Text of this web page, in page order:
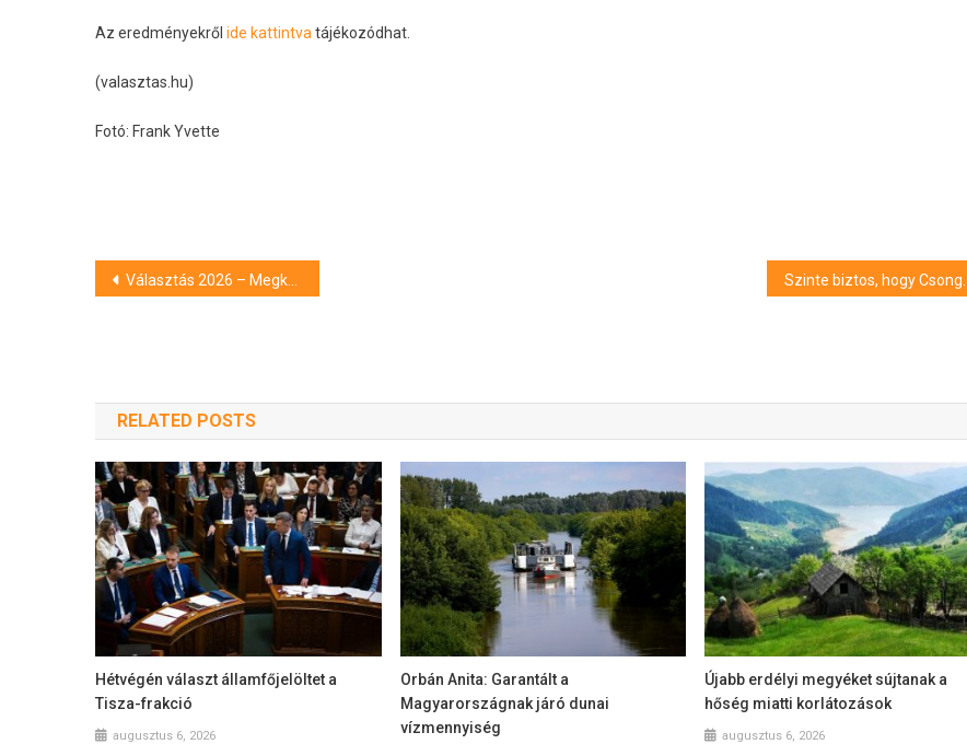
Az eredményekről ide kattintva tájékozódhat.
(valasztas.hu)
Fotó: Frank Yvette
Bejegyzés
Választás 2026 – Megkezdte a levélszavazatok felbontását az NVI
RELATED POSTS
Hétvégén választ államfőjelöltet a
Tisza-frakció
augusztus 6, 2026
Orbán Anita: Garantált a
Magyarországnak járó dunai
vízmennyiség
Újabb erdélyi megyéket sújtanak a
hőség miatti korlátozások
augusztus 6, 2026